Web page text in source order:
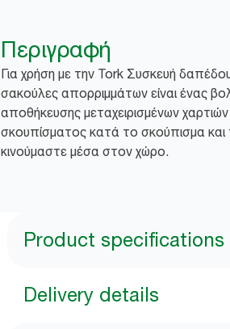
Περιγραφή
Για χρήση με την Tork Συσκευή
σακούλες απορριμμάτων είναι ένας
αποθήκευσης μεταχειρισμένων
σκουπίσματος κατά το σκούπισμα και
κινούμαστε μέσα στον χώρο.
Product specifications
Delivery details